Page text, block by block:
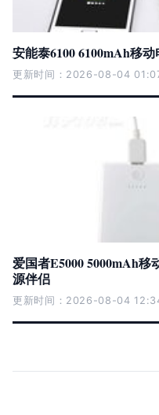
安能泰6100 6100mAh移
更新时间：2026-08-04
爱国者E5000 5000mAh
源伴侣
更新时间：2026-08-04